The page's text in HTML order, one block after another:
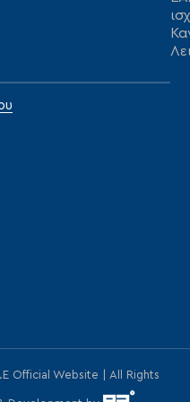
Official Website | All Rights